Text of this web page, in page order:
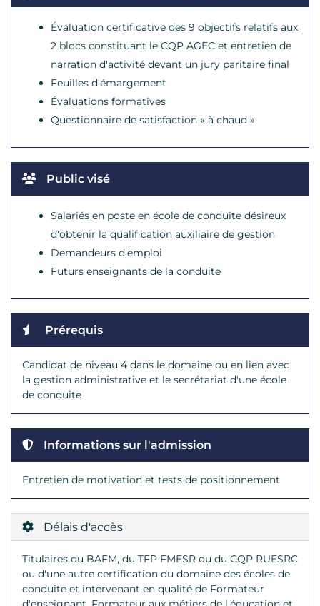
Évaluation certificative des 9 objectifs relatifs aux
2 blocs constituant le CQP AGEC et entretien de
narration d'activité devant un jury paritaire final
Feuilles d'émargement
Évaluations formatives
Questionnaire de satisfaction « à chaud »
Public visé
Salariés en poste en école de conduite désireux
d'obtenir la qualification auxiliaire de gestion
Demandeurs d'emploi
Futurs enseignants de la conduite
Prérequis
Candidat de niveau 4 dans le domaine ou en lien avec
la gestion administrative et le secrétariat d'une école
de conduite
Informations sur l'admission
Entretien de motivation et tests de positionnement
Délais d'accès
Titulaires du BAFM, du TFP FMESR ou du CQP RUESRC
ou d'une autre certification du domaine des écoles de
conduite et intervenant en qualité de Formateur